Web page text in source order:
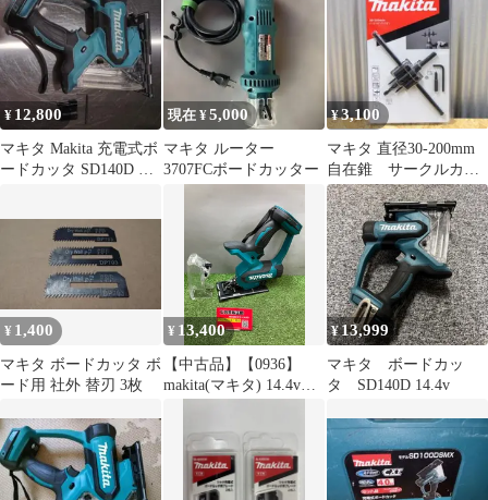
¥ 12,800
マキタ Makita 充電式ボ
ードカッタ SD140D 本
現在 ¥5,000
マキタ ルーター
3707FCボードカッター
¥3,100
マキタ 直径30-200mm
自在錐 サークルカッ
ター 自在ホールカッタ
ー合金鋼
¥ 1,400
マキタ ボードカッタ ボ
ード用 社外 替刃 3枚
¥ 13,400
【中古品】【0936】
makita(マキタ) 14.4v充
IT0LIO6ABUDT
¥13,999
マキタ ボードカッ
タ SD140D 14.4v